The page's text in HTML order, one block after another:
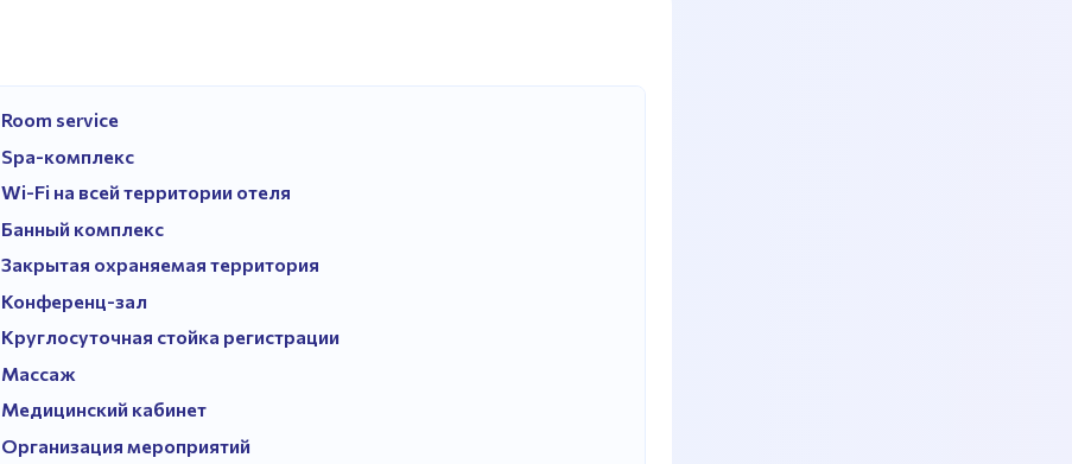
Room service
Spa-комплекс
Wi-Fi на всей территории отеля
Банный комплекс
Закрытая охраняемая территория
Конференц-зал
Круглосуточная стойка регистрации
Массаж
Медицинский кабинет
Организация мероприятий